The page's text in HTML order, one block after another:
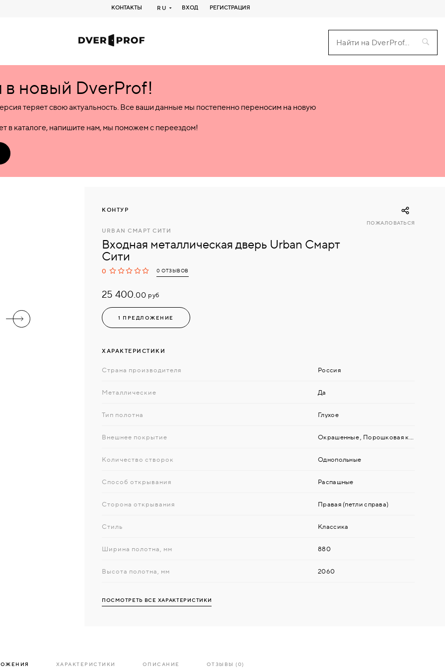
КОНТАКТЫ RU ВХОД РЕГИСТРАЦИЯ
новый DverProf!
теряет свою актуальность. Все ваши данные мы постепенно переносим на новую
в каталоге, напишите нам, мы поможем с переездом!
КОНТУР
URBAN СМАРТ СИТИ
Входная металлическая дверь Urban Смарт
Сити
0 0 ОТЗЫВОВ
25 400.00руб
1 ПРЕДЛОЖЕНИЕ
ПОЖАЛОВАТЬСЯ
ХАРАКТЕРИСТИКИ
Страна производителя Россия
Металлические Да
Тип полотна Глухое
Внешнее покрытие Окрашенные Порошковая краска
Количество створок Однопольные
Способ открывания Распашные
Сторона открывания Правая (петли справа)
Стиль Классика
Ширина полотна, мм 880
Высота полотна, мм 2060
ПОСМОТРЕТЬ ВСЕ ХАРАКТЕРИСТИКИ
ХАРАКТЕРИСТИКИ ОПИСАНИЕ ОТЗЫВЫ (0)